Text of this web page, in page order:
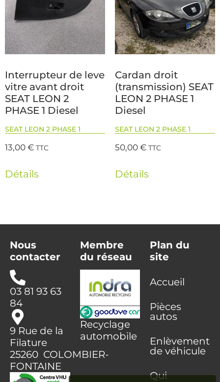
Interrupteur de leve
vitre avant droit
SEAT LEON 2
PHASE 1 Diesel
SEAT LEON 2 PHASE 1
13,00€ TTC
Détails
Cardan droit
(transmission) SEAT
LEON 2 PHASE 1
Diesel
SEAT LEON 2 PHASE 1
50,00€ TTC
Détails
Nous
contacter
03 81 93 63
84
9 Rue de la
Filature
25260 COLOMBIER-
FONTAINE
Membre
du réseau
Recyclage
automobile
Plan du
site
Accueil
Pièces
autos
Enlèvement
de véhicule
Qui